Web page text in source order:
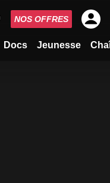
Docs Jeunesse
NOS OFFRES